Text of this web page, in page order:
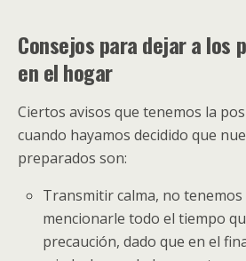
Consejos para dejar a los
en el hogar
Ciertos avisos que tenemos la
cuando hayamos decidido que
preparados son:
Transmitir calma, no
mencionarle todo el tiempo
precaución, dado que en el